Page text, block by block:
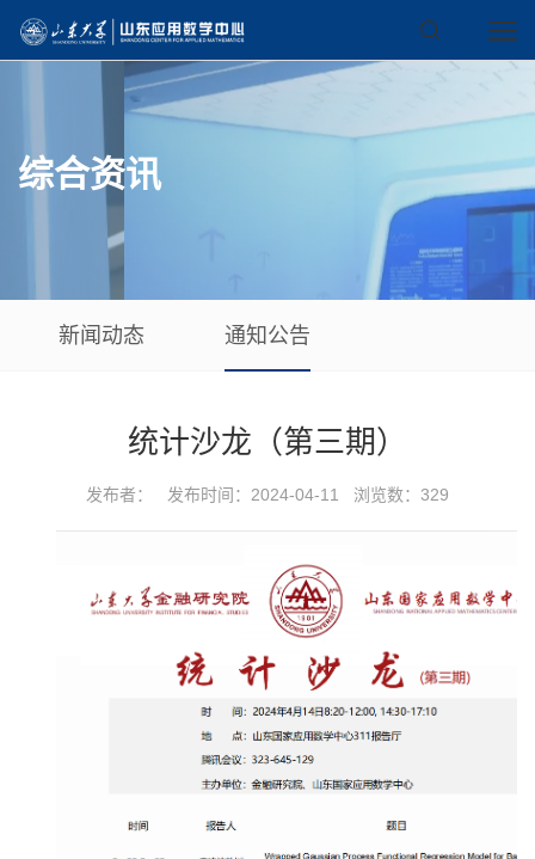
综合资讯
新闻动态 通知公告
统计沙龙（第三期）
发布者： 发布时间：2024-04-11 浏览数： 329